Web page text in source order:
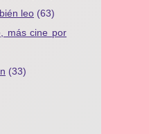
leo (63)
más cine por
(33)